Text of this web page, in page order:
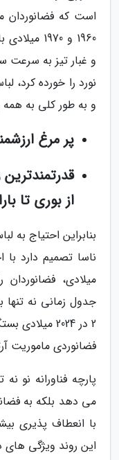
است که فضانوردان
1960 و
و غبار تیز به سرعت
نورد را خورده کرد،
و به طور کلی به
پر مرغ
از بوری تا
بنابراین احتیاج به
میلادی،
جدول زمانی نه
2 در 2024
فضانوردی ماموریت آرتمیس 3
پارچه فناورانه نو
می دهد بلکه به
با انعطاف پذیری
این روند ویژگی های